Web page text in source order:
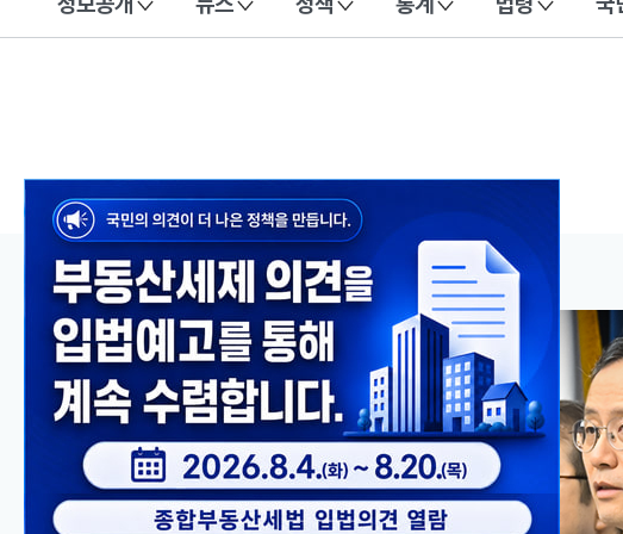
이 누리집은 대한민국 공식 전자정부 누리집입니다.
메인 콘텐츠